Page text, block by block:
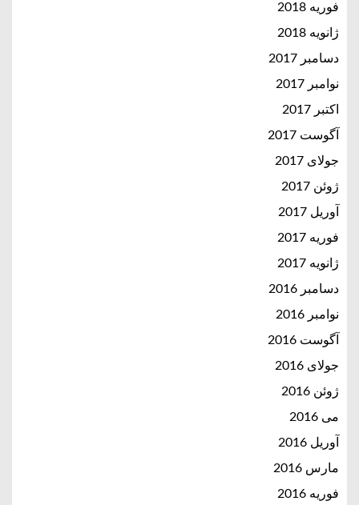
فوریه 2018
ژانویه 2018
دسامبر 2017
نوامبر 2017
اکتبر 2017
آگوست 2017
جولای 2017
ژوئن 2017
آوریل 2017
فوریه 2017
ژانویه 2017
دسامبر 2016
نوامبر 2016
آگوست 2016
جولای 2016
ژوئن 2016
می 2016
آوریل 2016
مارس 2016
فوریه 2016